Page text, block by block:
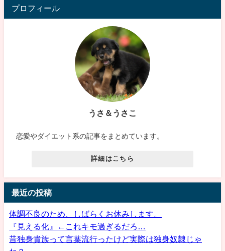
プロフィール
うさ＆うさこ
恋愛やダイエット系の記事をまとめています。
詳細はこちら
最近の投稿
体調不良のため、しばらくお休みします。
『見える化』←これキモ過ぎるだろ…
昔独身貴族って言葉流行ったけど実際は独身奴隷じゃ